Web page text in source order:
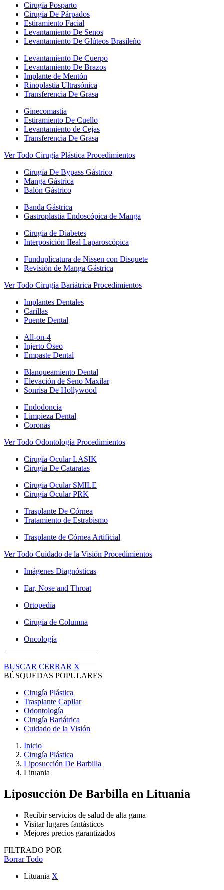
Cirugía Posparto
Cirugía De Párpados
Estiramiento Facial
Levantamiento De Senos
Levantamiento De Glúteos Brasileño
Levantamiento De Cuerpo
Levantamiento De Brazos
Implante de Mentón
Rinoplastia Ultrasónica
Transferencia De Grasa
Ginecomastia
Estiramiento De Cuello
Levantamiento de Cejas
Transferencia De Grasa
Ver Todo Cirugía Plástica Procedimientos
Cirugía De Bypass Gástrico
Manga Gástrica
Balón Gástrico
Banda Gástrica
Gastroplastia Endoscópica de Manga
Cirugia de Diabetes
Interposición IIeal Laparoscópica
Funduplicatura de Nissen con Disquete
Revisión de Manga Gástrica
Ver Todo Cirugía Bariátrica Procedimientos
Implantes Dentales
Carillas
Puente Dental
All-on-4
Injerto Óseo
Empaste Dental
Blanqueamiento Dental
Elevación de Seno Maxilar
Sonrisa De Hollywood
Endodoncia
Limpieza Dental
Coronas
Ver Todo Odontología Procedimientos
Cirugía Ocular LASIK
Cirugía De Cataratas
Círugia Ocular SMILE
Cirugía Ocular PRK
Trasplante De Córnea
Tratamiento de Estrabismo
Trasplante de Córnea Artificial
Ver Todo Cuidado de la Visión Procedimientos
Imágenes Diagnósticas
Ear, Nose and Throat
Ortopedía
Cirugía de Columna
Oncología
BUSCAR CERRAR X
BÚSQUEDAS POPULARES
Cirugía Plástica
Trasplante Capilar
Odontología
Cirugía Bariátrica
Cuidado de la Visión
Inicio
Cirugía Plástica
Liposucción De Barbilla
Lituania
Liposucción De Barbilla en Lituania
Recibir servicios de salud de alta gama
Visitar lugares fantásticos
Mejores precios garantizados
FILTRADO POR
Borrar Todo
Lituania X